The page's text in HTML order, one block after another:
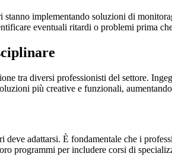
implementando soluzioni di
eventuali ritardi o problemi prima
tra diversi professionisti del settore.
più creative e funzionali,
adattarsi. È fondamentale che i
programmi per includere corsi di